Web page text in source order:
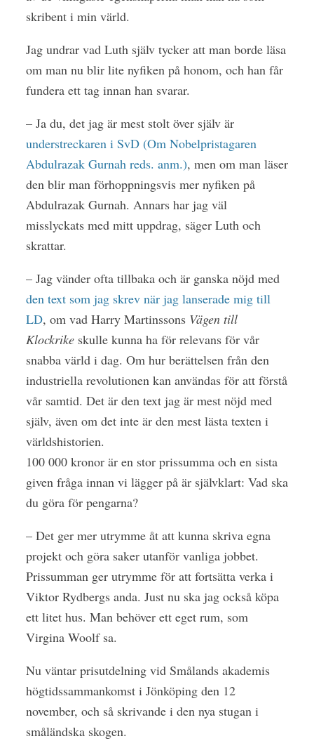
skribent i min värld.
Jag undrar vad Luth själv tycker att man borde läsa
om man nu blir lite nyfiken på honom, och han får
fundera ett tag innan han svarar.
– Ja du, det jag är mest stolt över själv är
understreckaren i SvD (Om Nobelpristagaren
Abdulrazak Gurnah reds. anm.), men om man läser
den blir man förhoppningsvis mer nyfiken på
Abdulrazak Gurnah. Annars har jag väl
misslyckats med mitt uppdrag, säger Luth och
skrattar.
– Jag vänder ofta tillbaka och är ganska nöjd med
den text som jag skrev när jag lanserade mig till
LD, om vad Harry Martinssons Vägen till
Klockrikeskulle kunna ha för relevans för vår
snabba värld i dag. Om hur berättelsen från den
industriella revolutionen kan användas för att förstå
vår samtid. Det är den text jag är mest nöjd med
själv, även om det inte är den mest lästa texten i
världshistorien.
100 000 kronor är en stor prissumma och en sista
given fråga innan vi lägger på är självklart: Vad ska
du göra för pengarna?
– Det ger mer utrymme åt att kunna skriva egna
projekt och göra saker utanför vanliga jobbet.
Prissumman ger utrymme för att fortsätta verka i
Viktor Rydbergs anda. Just nu ska jag också köpa
ett litet hus. Man behöver ett eget rum, som
Virgina Woolf sa.
Nu väntar prisutdelning vid Smålands akademis
högtidssammankomst i Jönköping den 12
november, och så skrivande i den nya stugan i
småländska skogen.